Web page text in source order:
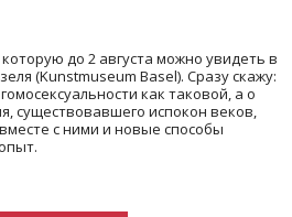
до 2 августа можно увидеть в
(Kunstmuseum Basel). Сразу скажу:
как таковой, а о
существовавшего испокон веков,
с ними и новые способы